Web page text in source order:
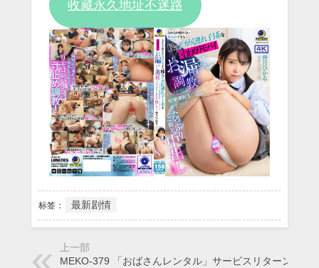
收藏永久地址不迷路
标签： 最新剧情
上一部
MEKO-379 「おばさんレンタル」サービスリターンズ